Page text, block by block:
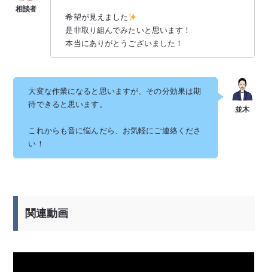
希望が見えました
是非取り組んでみたいと思います！
本当にありがとうございました！
大変な作業になると思いますが、その分効果は期
待できると思います。
これからも音に悩んだら、お気軽にご連絡くださ
い！
関連動画